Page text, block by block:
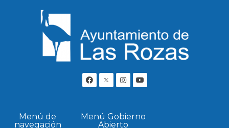
Menú de
navegación
Menú Gobierno
Abierto